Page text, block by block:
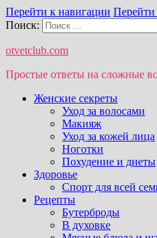
Перейти к навигации
Поиск:
otvetclub.com
Простые ответы на сложные
Женские секреты
Уход за волосами
Макияж
Уход за кожей лица
Ноготки
Похудение и диеты
Здоровье
Спорт для всей
Рецепты
Бутерброды
В духовке